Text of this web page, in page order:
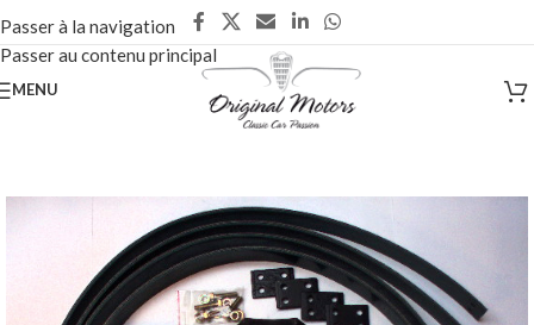
Passer à la navigation
Passer au contenu principal
MENU